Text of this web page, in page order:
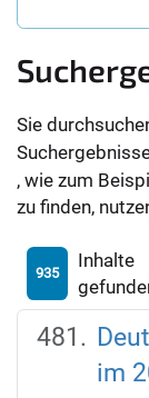
Sie
, wie zum
zu finden,
935
Inhalte
im